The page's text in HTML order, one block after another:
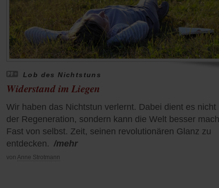
Lob des Nichtstuns
Widerstand im Liegen
Wir haben das Nichtstun verlernt. Dabei dient es nicht
der Regeneration, sondern kann die Welt besser
Fast von selbst. Zeit, seinen revolutionären Glanz zu
entdecken. /mehr
von Anne Strotmann